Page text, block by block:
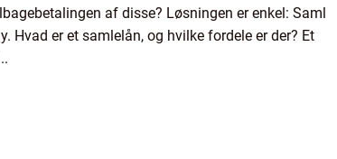
af disse? Løsningen er enkel: Saml
Hvad er et samlelån, og hvilke fordele er der? Et